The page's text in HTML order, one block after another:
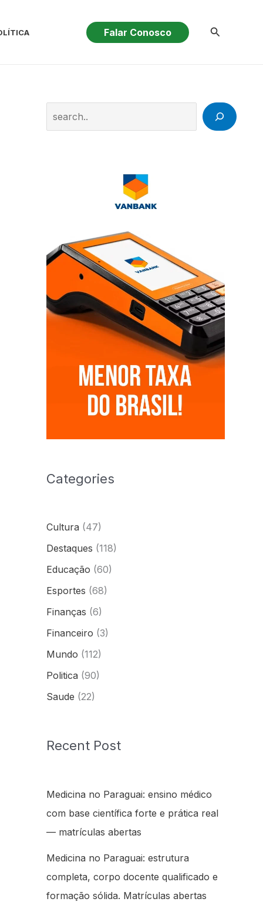
Falar Conosco Pesquisar
Categories
Cultura (47)
Destaques (118)
Educação (60)
Esportes (68)
Finanças (6)
Financeiro (3)
Mundo (112)
Politica (90)
Saude (22)
Recent Post
Medicina no Paraguai: ensino médico
com base científica forte e prática real
— matrículas abertas
Medicina no Paraguai: estrutura
completa, corpo docente qualificado e
formação sólida. Matrículas abertas